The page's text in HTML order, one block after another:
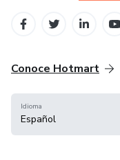
Conoce Hotmart
Idioma
Español